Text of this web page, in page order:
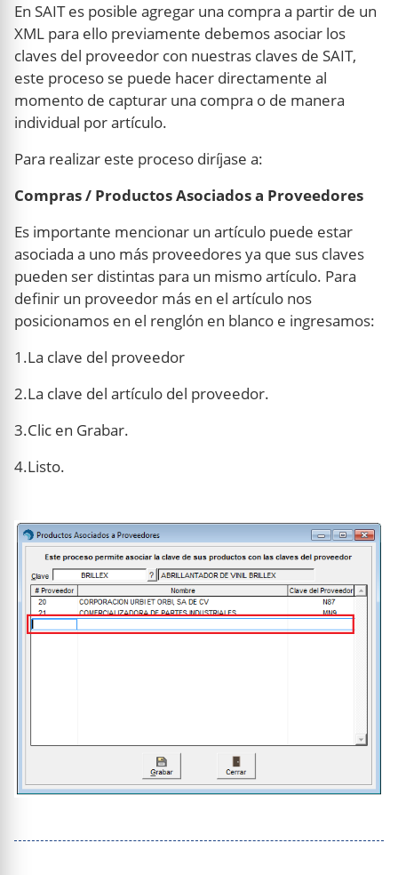
En SAIT es posible agregar una compra a partir de un
XML para ello previamente debemos asociar los
claves del proveedor con nuestras claves de SAIT,
este proceso se puede hacer directamente al
momento de capturar una compra o de manera
individual por artículo.
Para realizar este proceso diríjase a:
Compras / Productos Asociados a Proveedores
Es importante mencionar un artículo puede estar
asociada a uno más proveedores ya que sus claves
pueden ser distintas para un mismo artículo. Para
definir un proveedor más en el artículo nos
posicionamos en el renglón en blanco e ingresamos:
1.La clave del proveedor
2.La clave del artículo del proveedor.
3.Clic en Grabar.
4.Listo.